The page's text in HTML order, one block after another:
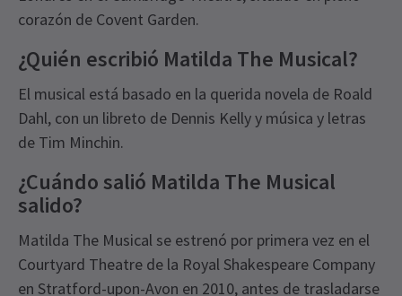
corazón de Covent Garden.
¿Quién escribió Matilda The Musical?
El musical está basado en la querida novela de Roald
Dahl, con un libreto de Dennis Kelly y música y letras
de Tim Minchin.
¿Cuándo salió Matilda The Musical
salido?
Matilda The Musical se estrenó por primera vez en el
Courtyard Theatre de la Royal Shakespeare Company
en Stratford-upon-Avon en 2010, antes de trasladarse